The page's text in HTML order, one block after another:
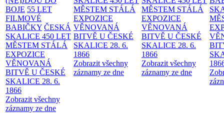
BOJE 55 LET
FILMOVÉ
BABIČKY ČESKÁ
SKALICE 450 LET
MĚSTEM STÁLÁ
EXPOZICE
VĚNOVANÁ
BITVĚ U ČESKÉ
SKALICE 28. 6.
1866
Zobrazit všechny
záznamy ze dne
MĚSTEM STÁLÁ
EXPOZICE
VĚNOVANÁ
BITVĚ U ČESKÉ
SKALICE 28. 6.
1866
Zobrazit všechny
záznamy ze dne
MĚSTEM STÁLÁ
EXPOZICE
VĚNOVANÁ
BITVĚ U ČESKÉ
SKALICE 28. 6.
1866
Zobrazit všechny
záznamy ze dne